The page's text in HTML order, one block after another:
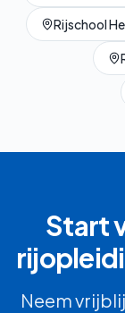
Rijschool
Start
Neem